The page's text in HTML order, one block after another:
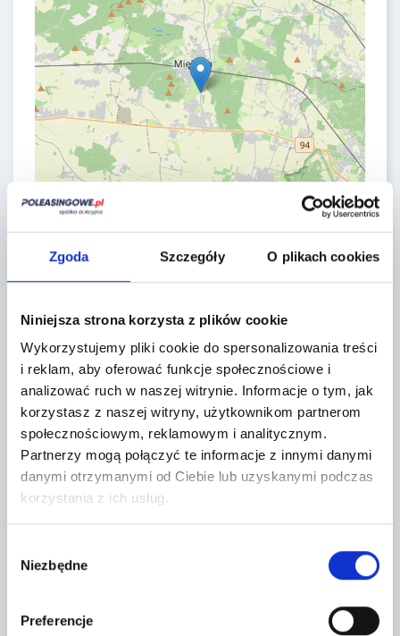
Zgoda Szczegóły O plikach cookies
Niniejsza strona korzysta z plików cookie
Wykorzystujemy pliki cookie do spersonalizowania treści
i reklam, aby oferować funkcje społecznościowe i
analizować ruch w naszej witrynie. Informacje o tym, jak
korzystasz z naszej witryny, użytkownikom partnerom
społecznościowym, reklamowym i analitycznym.
Partnerzy mogą połączyć te informacje z innymi danymi
danymi otrzymanymi od Ciebie lub uzyskanymi podczas
korzystania z ich usług.
zgody
Niezbędne
Preferencje
Leaflet| OpenStreetMapcontributors
CONTACT FORM